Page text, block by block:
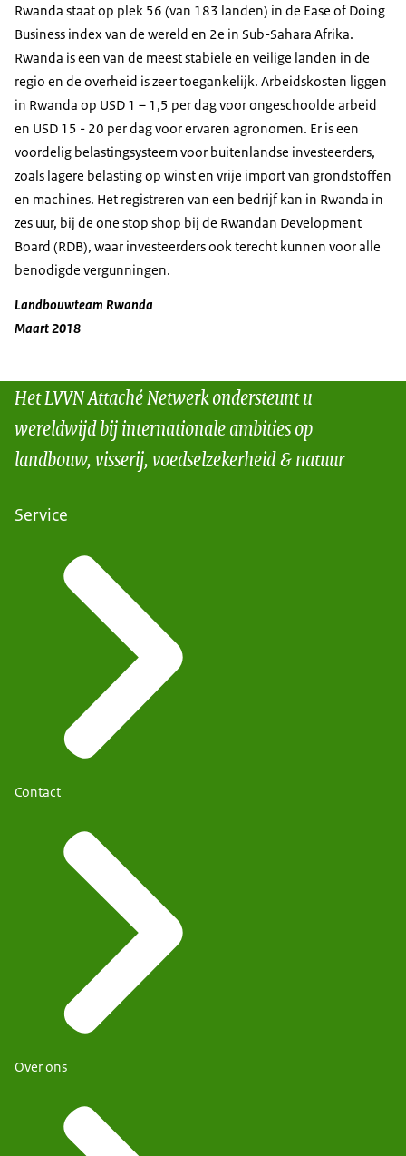
Rwanda staat op plek 56 (van 183 landen) in de Ease of Doing
Business index van de wereld en 2e in Sub-Sahara Afrika.
Rwanda is een van de meest stabiele en veilige landen in de
regio en de overheid is zeer toegankelijk. Arbeidskosten liggen
in Rwanda op USD 1 – 1,5 per dag voor ongeschoolde arbeid
en USD 15 - 20 per dag voor ervaren agronomen. Er is een
voordelig belastingsysteem voor buitenlandse investeerders,
zoals lagere belasting op winst en vrije import van grondstoffen
en machines. Het registreren van een bedrijf kan in Rwanda in
zes uur, bij de one stop shop bij de Rwandan Development
Board (RDB), waar investeerders ook terecht kunnen voor alle
benodigde vergunningen.
Landbouwteam Rwanda
Maart 2018
Het LVVN Attaché Netwerk ondersteunt u
wereldwijd bij internationale ambities op
landbouw, visserij, voedselzekerheid & natuur
Service
Contact
Over ons